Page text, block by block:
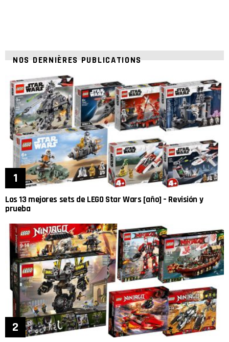
NOS DERNIÈRES PUBLICATIONS
Los 13 mejores sets de LEGO Star Wars [año] – Revisión y
prueba